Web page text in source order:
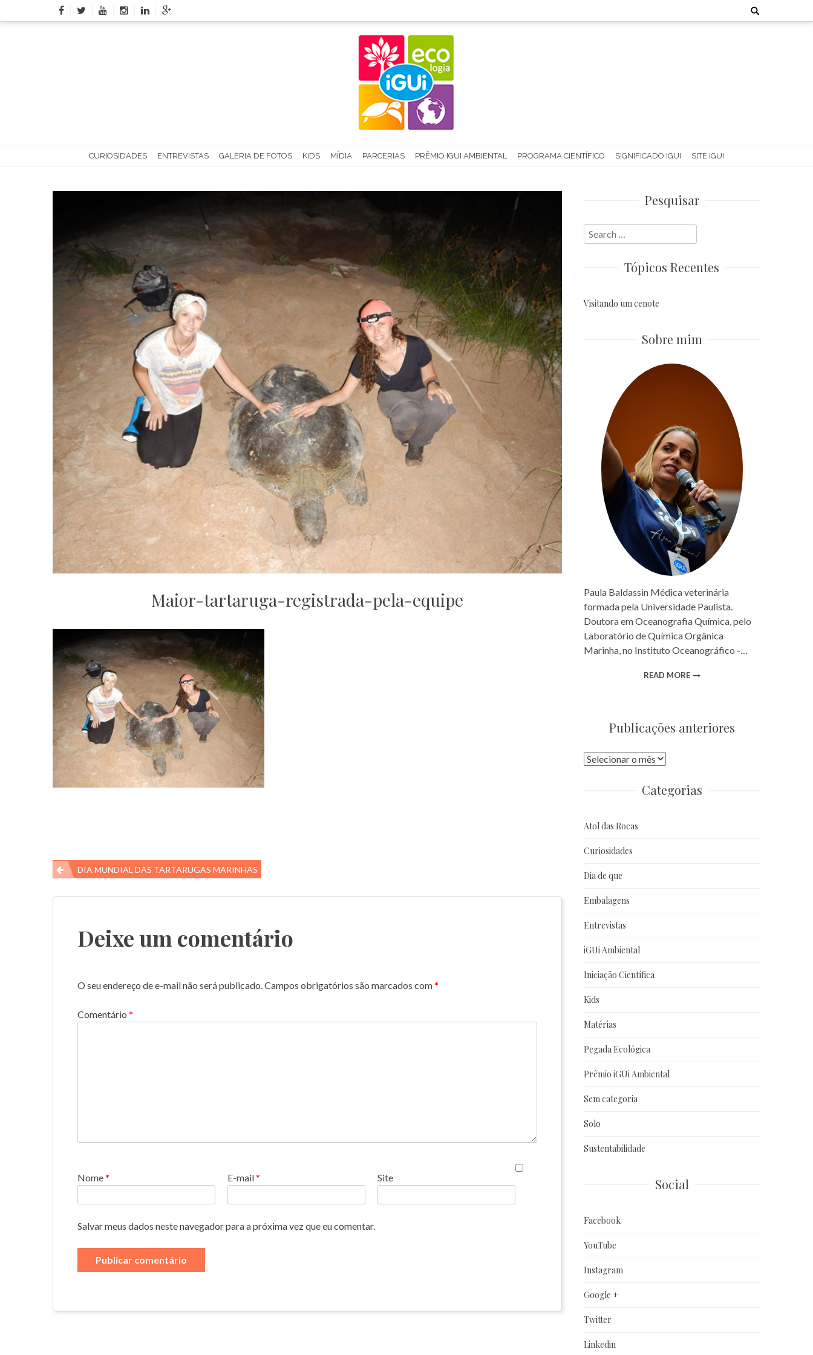
to
Search
for:
CURIOSIDADES ENTREVISTAS GALERIA DE FOTOS KIDS MÍDIA PARCERIAS PRÊMIO IGUI AMBIENTAL PROGRAMA CIENTÍFICO SIGNIFICADO IGUI SITE IGUI
Maior-tartaruga-registrada-pela-equipe
Navegação
de
DIA MUNDIAL DAS TARTARUGAS MARINHAS
Deixe um comentário
O seu endereço de e-mail não será publicado.Campos obrigatórios são marcados com*
Comentário *
Nome* E-mail* Site
Salvar meus dados neste navegador para a próxima vez que eu comentar.
Pesquisar
Search
for:
Tópicos Recentes
Visitando um cenote
Sobre mim
Paula Baldassin Médica veterinária
formada pela Universidade Paulista.
Doutora em Oceanografia Química, pelo
Laboratório de Química Orgânica
Marinha, no Instituto Oceanográfico -…
READ MORE
Publicações anteriores
Publicações
Categorias
Atol das Rocas
Curiosidades
Dia de que
Embalagens
Entrevistas
iGUi Ambiental
Iniciação Científica
Kids
Matérias
Pegada Ecológica
Prêmio iGUi Ambiental
Sem categoria
Solo
Sustentabilidade
Social
Facebook
YouTube
Instagram
Google +
Twitter
Linkedin